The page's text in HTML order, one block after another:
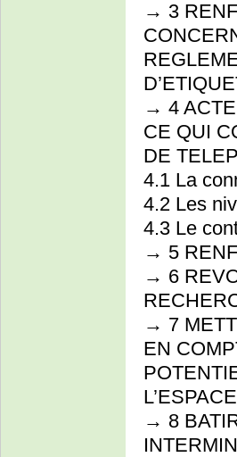
→ 3
→ 4
CE QUI
DE
4.1 La
4.2 Les
4.3 Le
→ 5
→ 6
→ 7
EN
→ 8